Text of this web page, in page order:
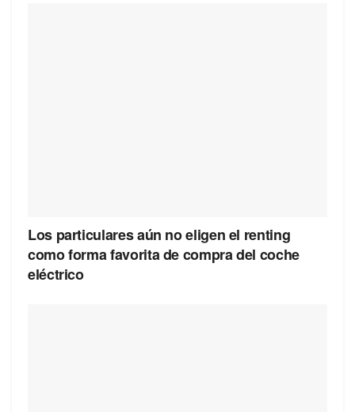
Los particulares aún no eligen el renting
como forma favorita de compra del coche
eléctrico